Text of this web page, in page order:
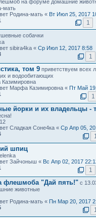
на форуме домашние
мать
Родина-мать « Вт Июл 25, 2017
1
собачки
sibira4ka « Ср Июл 12, 2017 8:58
1
том 9 приветствуем всех
и водообитающих
Марфа Казимировна « Пт Май
1
йорки и их владельцы -
Сладкая Соне4ка « Ср Апр 05,
шпиц
Зайчоныш « Вс Апр 02, 2017
1
флешмоба "Дай пять!" с
животные
Родина-мать « Пн Мар 20, 2017